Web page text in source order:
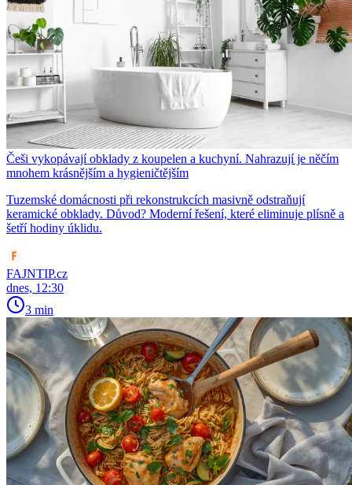
Češi vykopávají obklady z koupelen a kuchyní. Nahrazují je něčím
mnohem krásnějším a hygieničtějším
Tuzemské domácnosti při rekonstrukcích masivně odstraňují
keramické obklady. Důvod? Moderní řešení, které eliminuje plísně a
šetří hodiny úklidu.
FAJNTIP.cz
dnes, 12:30
3 min